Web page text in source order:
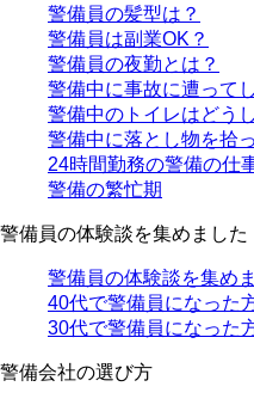
警備員の髪型は？
警備員は副業OK？
警備員の夜勤とは？
警備中に事故に遭って
警備中のトイレはどう
警備中に落とし物を拾
24時間勤務の警備の仕
警備の繁忙期
警備員の体験談を集めました
警備員の体験談を集め
40代で警備員になった
30代で警備員になった
警備会社の選び方